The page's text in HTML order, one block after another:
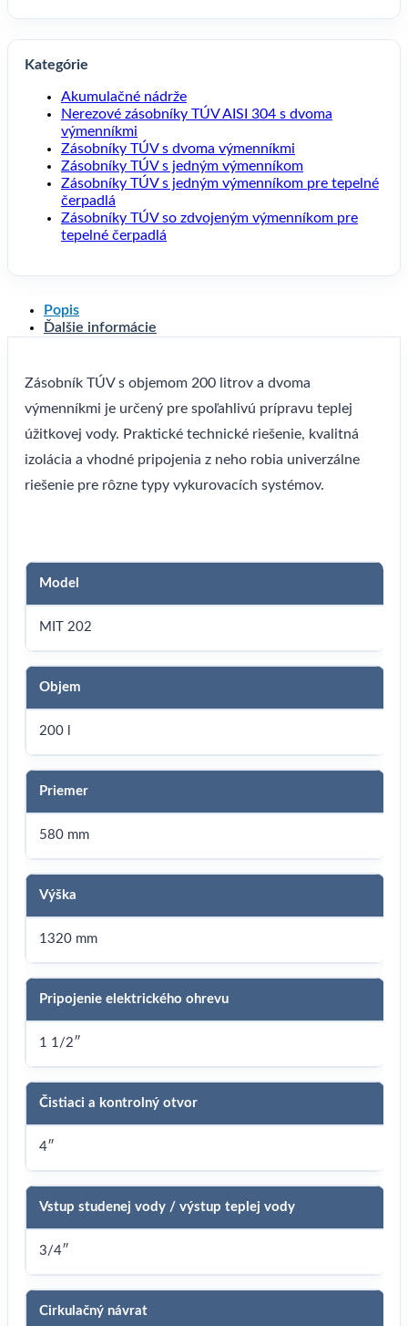
1
029,00 €.
802,62 €.
Kategórie
Akumulačné nádrže
Nerezové zásobníky TÚV AISI 304 s dvoma
výmenníkmi
Zásobníky TÚV s dvoma výmenníkmi
Zásobníky TÚV s jedným výmenníkom
Zásobníky TÚV s jedným výmenníkom pre tepelné
čerpadlá
Zásobníky TÚV so zdvojeným výmenníkom pre
tepelné čerpadlá
Popis
Ďalšie informácie
Zásobník TÚV s objemom 200 litrov a dvoma
výmenníkmi je určený pre spoľahlivú prípravu teplej
úžitkovej vody. Praktické technické riešenie, kvalitná
izolácia a vhodné pripojenia z neho robia univerzálne
riešenie pre rôzne typy vykurovacích systémov.
Model
MIT 202
Objem
200 l
Priemer
580 mm
Výška
1320 mm
Pripojenie elektrického ohrevu
1 1/2″
Čistiaci a kontrolný otvor
4″
Vstup studenej vody / výstup teplej vody
3/4″
Cirkulačný návrat